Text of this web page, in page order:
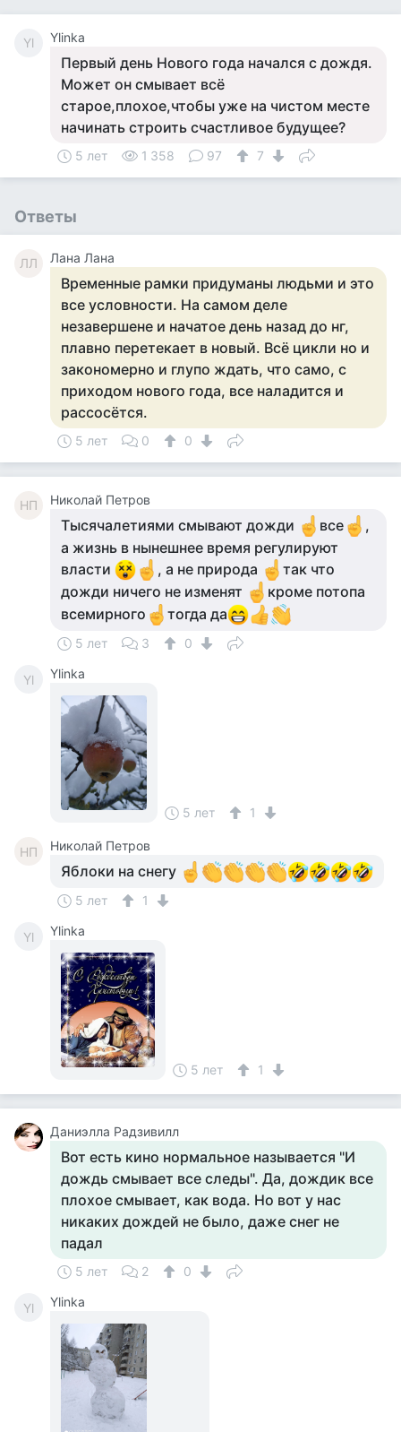
Yl Ylinka
Первый день Нового года начался с дождя.
Может он смывает всё
старое,плохое,чтобы уже на чистом месте
начинать строить счастливое будущее?
5 лет 1 358 97 7
Ответы
ЛЛ Лана Лана
Временные рамки придуманы людьми и это
все условности. На самом деле
незавершене и начатое день назад до нг,
плавно перетекает в новый. Всё цикли но и
закономерно и глупо ждать, что само, с
приходом нового года, все наладится и
рассосётся.
5 лет 0 0
НП Николай Петров
Тысячалетиями смывают дожди все
,
а жизнь в нынешнее время регулируют
власти
, а не природа
так что
дожди ничего не изменят
кроме потопа
всемирного
тогда да
5 лет 3 0
Yl Ylinka
5 лет 1
НП Николай Петров
Яблоки на снегу
5 лет 1
Yl Ylinka
5 лет 1
Даниэлла Радзивилл
Вот есть кино нормальное называется "И
дождь смывает все следы". Да, дождик все
плохое смывает, как вода. Но вот у нас
никаких дождей не было, даже снег не
падал
5 лет 2 0
Yl Ylinka